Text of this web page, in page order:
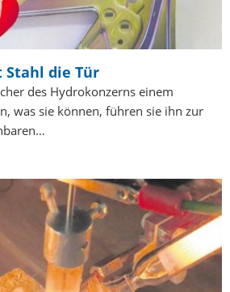
die Tür
des Hydrokonzerns einem
was sie können, führen sie ihn zur